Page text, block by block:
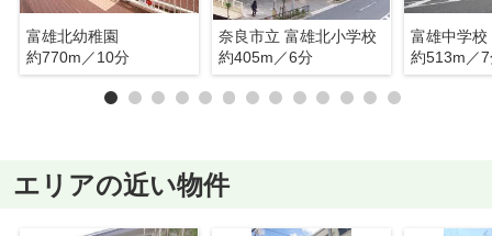
富雄北幼稚園
約770m／10分
奈良市立 富雄北小学校
約405m／6分
富雄中学校
約513m／
エリアの近い物件